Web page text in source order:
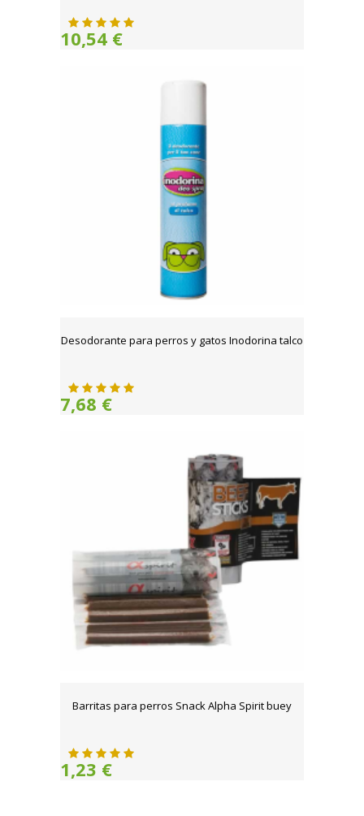
10,54 €
Desodorante para perros y gatos Inodorina talco
7,68 €
Barritas para perros Snack Alpha Spirit buey
1,23 €